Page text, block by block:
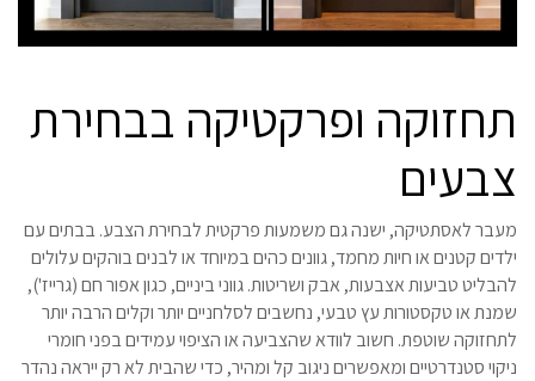
תחזוקה ופרקטיקה בבחירת
צבעים
מעבר לאסתטיקה, ישנה גם משמעות פרקטית לבחירת הצבע. בבתים עם
ילדים קטנים או חיות מחמד, גוונים כהים במיוחד או לבנים בוהקים עלולים
להבליט טביעות אצבעות, אבק ושריטות. גווני ביניים, כגון אפור חם (גרייז'),
שמנת או טקסטורות עץ טבעי, נחשבים לסלחניים יותר וקלים הרבה יותר
לתחזוקה שוטפת. חשוב לוודא שהצביעה או הציפוי עמידים בפני חומרי
ניקוי סטנדרטיים ומאפשרים ניגוב קל ומהיר, כדי שהבית לא רק ייראה נהדר